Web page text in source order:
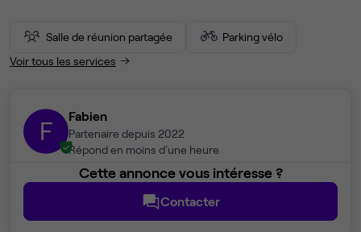
Salle de réunion partagée
Parking vélo
Voir tous les services
F Fabien
Partenaire depuis 2022
Répond en moins d'une heure
Cette annonce vous intéresse ?
Contacter